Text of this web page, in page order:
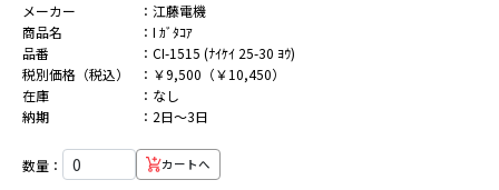
メーカー
江藤電機
商品名
I ｶﾞﾀｺｱ
品番
CI-1515 (ﾅｲｹｲ 25-30 ﾖｳ)
税別価格（税込）
￥9,500（￥10,450）
在庫
なし
納期
2日～3日
数量： カートへ